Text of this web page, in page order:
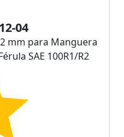
04
mm para Manguera
SAE 100R1/R2